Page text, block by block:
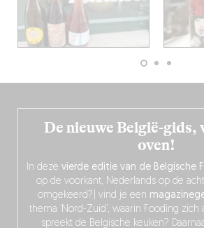
De nieuwe België-gids,
oven!
In deze vierde editie van de Belgische
op de voorkant, Nederlands op de
omgekeerd?) vind je een
thema ‘Nord-Zuid’, waarin Fooding zich
spreekt de Belgische keuken?